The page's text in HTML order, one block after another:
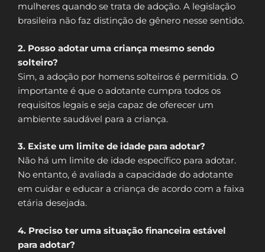
mulheres quando se trata de adoção. A legislação
brasileira não faz distinção de gênero nesse sentido.
2. Posso adotar uma criança mesmo sendo
solteiro?
Sim, a adoção por homens solteiros é permitida. O
importante é que o adotante cumpra todos os
requisitos legais e seja capaz de oferecer um
ambiente saudável para a criança.
3. Existe um limite de idade para adotar?
Não há um limite de idade específico para adotar.
No entanto, é avaliada a capacidade do adotante
em cuidar e educar a criança de acordo com a faixa
etária desejada.
4. Preciso ter uma situação financeira estável
para adotar?